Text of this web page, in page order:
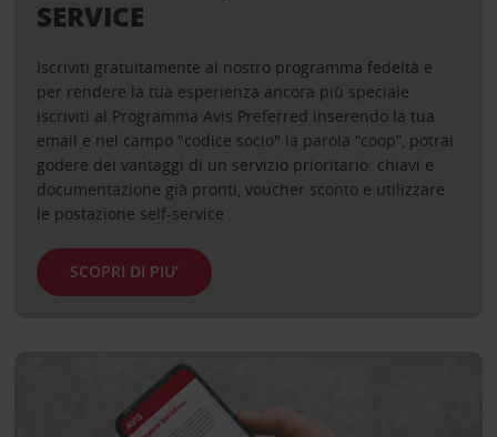
SERVICE
Iscriviti gratuitamente al nostro programma fedeltà e
per rendere la tua esperienza ancora più speciale
iscriviti al Programma Avis Preferred inserendo la tua
email e nel campo "codice socio" la parola “coop”, potrai
godere dei vantaggi di un servizio prioritario: chiavi e
documentazione già pronti, voucher sconto e utilizzare
le postazione self-service .
SCOPRI DI PIU’